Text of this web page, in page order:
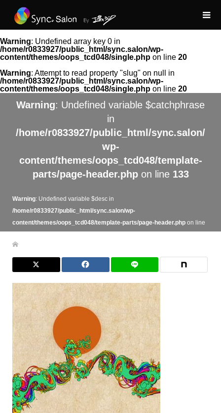
Warning: Undefined array key 0 in
/home/r0833927/public_html/sync.salon/wp-
content/themes/oops_tcd048/single.php on line 20
Warning: Attempt to read property "slug" on null in
/home/r0833927/public_html/sync.salon/wp-
content/themes/oops_tcd048/single.php on line 20
Warning: Undefined variable $catchphrase
in
/home/r0833927/public_html/sync.salon/
wp-
content/themes/oops_tcd048/template-
parts/page-header.phpon line 133
Warning: Undefined variable $desc in
/home/r0833927/public_html/sync.salon/wp-
content/themes/oops_tcd048/template-parts/page-header.phpon line